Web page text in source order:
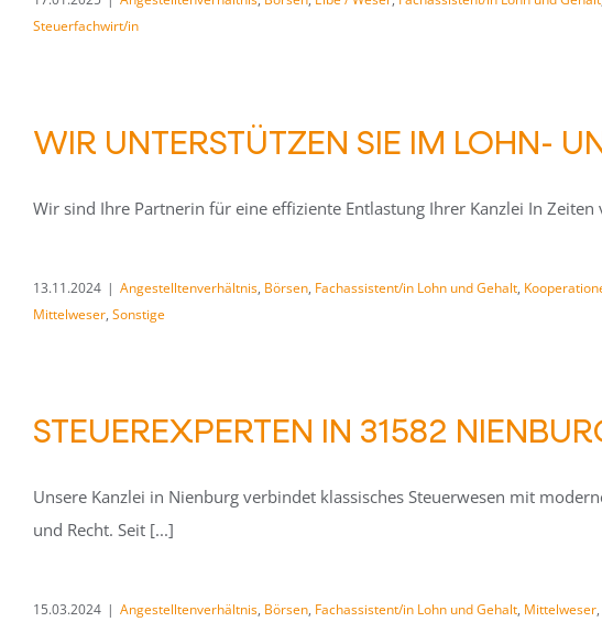
Steuerfachwirt/in
WIR UNTERSTÜTZEN SIE IM LOHN-
Wir sind Ihre Partnerin für eine effiziente Entlastung Ihrer Kanzlei In
13.11.2024 | Angestelltenverhältnis, Börsen, Fachassistent/in Lohn und Gehalt,
Mittelweser, Sonstige
STEUEREXPERTEN IN 31582
Unsere Kanzlei in Nienburg verbindet klassisches Steuerwesen mit
und Recht. Seit [...]
15.03.2024 | Angestelltenverhältnis, Börsen, Fachassistent/in Lohn und Gehalt, Mittelweser,